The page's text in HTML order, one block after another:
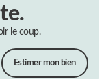
le coup.
Estimer mon bien